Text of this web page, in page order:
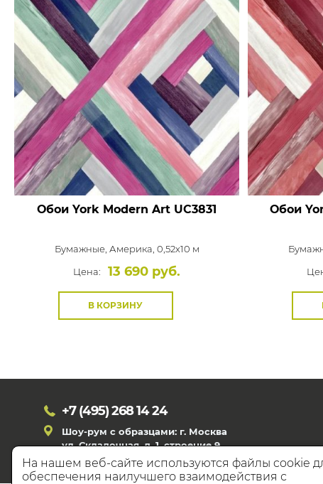
Обои York Modern Art UC3831
Бумажные, Америка, 0,52x10 м
Цена:
13 690 руб.
В КОРЗИНУ
Обои
+7 (495)268 14 24
Шоу-рум с образцами: г. Москва
ул. Складочная, д. 1, строение 9
На нашем веб-сайте используются файлы cookie
обеспечения наилучшего взаимодействия с